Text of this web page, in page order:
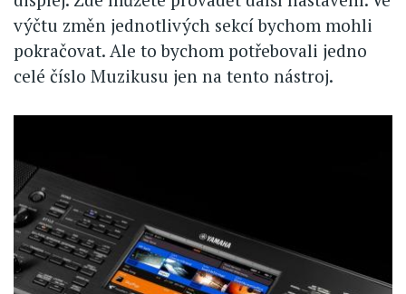
výčtu změn jednotlivých sekcí bychom mohli
pokračovat. Ale to bychom potřebovali jedno
celé číslo Muzikusu jen na tento nástroj.